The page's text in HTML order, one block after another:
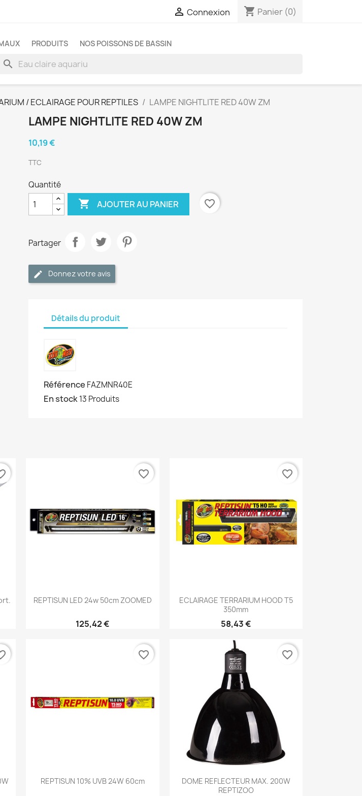
 Connexion shopping_cart Panier (0)
PRODUITS NOS POISSONS DE BASSIN
search
/ ECLAIRAGE POUR REPTILES LAMPE NIGHTLITE RED 40W ZM
LAMPE NIGHTLITE RED 40W ZM
10,19 €
TTC
Quantité
 AJOUTER AU PANIER favorite_border
Partager
Donnez votre avis
Détails du produit
Référence FAZMNR40E
En stock13 Produits
 Aperçu rapide
REPTISUN LED 24w 50cm ZOOMED
125,42 €
favorite_border
Aperçu rapide
ECLAIRAGE TERRARIUM HOOD T5
350mm
58,43 €
favorite_border
Aperçu rapide
REPTISUN 10% UVB 24W 60cm
favorite_border
Aperçu rapide
DOME REFLECTEUR MAX. 200W
REPTIZOO
favorite_border